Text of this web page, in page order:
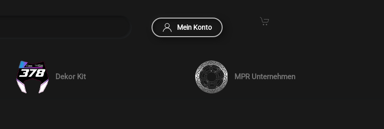
Mein Konto
Dekor Kit MPR Unternehmen